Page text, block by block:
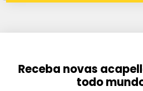
Receba novas
todo